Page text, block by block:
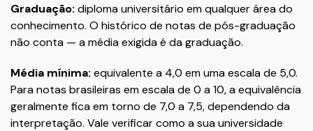
Graduação: diploma universitário em qualquer área do
conhecimento. O histórico de notas de pós-graduação
não conta — a média exigida é da graduação.
Média mínima: equivalente a 4,0 em uma escala de 5,0.
Para notas brasileiras em escala de 0 a 10, a equivalência
geralmente fica em torno de 7,0 a 7,5, dependendo da
interpretação. Vale verificar como a sua universidade